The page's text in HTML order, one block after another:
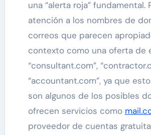
una “alerta roja” fundamental.
atención a los nombres de
correos que parecen
contexto como una oferta de
“consultant.com”,
“accountant.com”, ya que
son algunos de los posibles
ofrecen servicios como
proveedor de cuentas